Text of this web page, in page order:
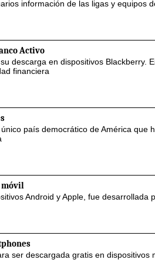
información de las ligas y equipos
Activo
descarga en dispositivos Blackberry.
financiera
país democrático de América que
móvil
Android y Apple, fue desarrollada
ser descargada gratis en dispositivos